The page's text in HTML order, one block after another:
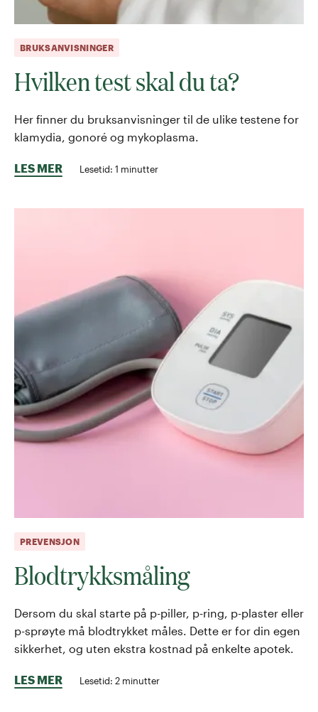
BRUKSANVISNINGER
Hvilken test skal du ta?
Her finner du bruksanvisninger til de ulike testene for
klamydia, gonoré og mykoplasma.
LES MER Lesetid: 1 minutter
PREVENSJON
Blodtrykksmåling
Dersom du skal starte på p-piller, p-ring, p-plaster eller
p-sprøyte må blodtrykket måles. Dette er for din egen
sikkerhet, og uten ekstra kostnad på enkelte apotek.
LES MER Lesetid: 2 minutter